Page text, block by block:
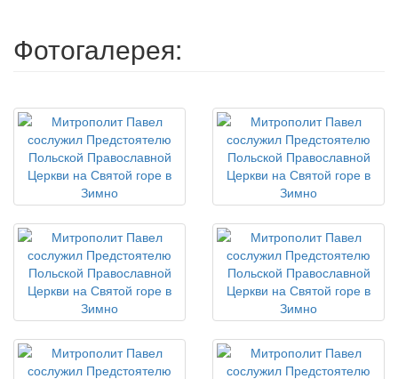
Фотогалерея: